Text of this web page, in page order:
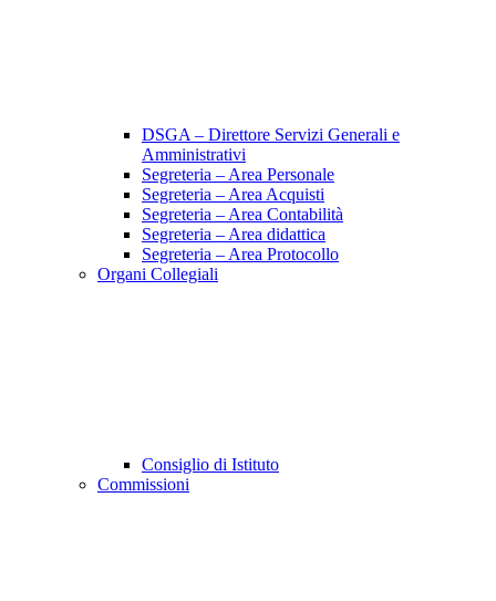
DSGA – Direttore Servizi Generali e
Amministrativi
Segreteria – Area Personale
Segreteria – Area Acquisti
Segreteria – Area Contabilità
Segreteria – Area didattica
Segreteria – Area Protocollo
Organi Collegiali
Consiglio di Istituto
Commissioni